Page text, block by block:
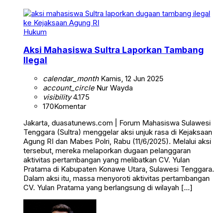
Hukum
Aksi Mahasiswa Sultra Laporkan Tambang
Ilegal
calendar_monthKamis, 12 Jun 2025
account_circleNur Wayda
visibility4.175
170Komentar
Jakarta, duasatunews.com | Forum Mahasiswa Sulawesi
Tenggara (Sultra) menggelar aksi unjuk rasa di Kejaksaan
Agung RI dan Mabes Polri, Rabu (11/6/2025). Melalui aksi
tersebut, mereka melaporkan dugaan pelanggaran
aktivitas pertambangan yang melibatkan CV. Yulan
Pratama di Kabupaten Konawe Utara, Sulawesi Tenggara.
Dalam aksi itu, massa menyoroti aktivitas pertambangan
CV. Yulan Pratama yang berlangsung di wilayah […]